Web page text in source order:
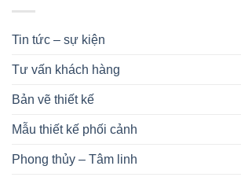
Tin tức – sự kiện
Tư vấn khách hàng
Bản vẽ thiết kế
Mẫu thiết kế phối cảnh
Phong thủy – Tâm linh